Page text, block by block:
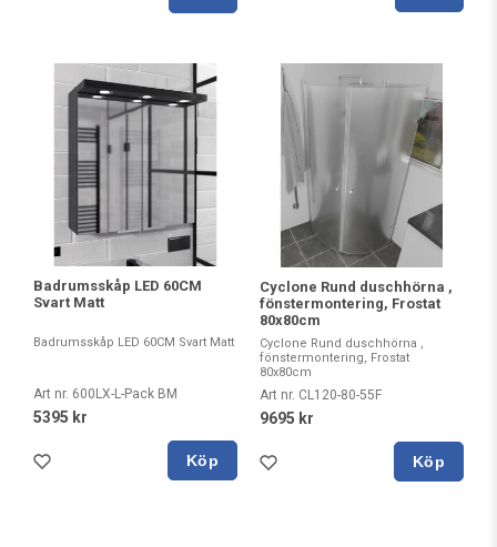
Badrumsskåp LED 60CM
Svart Matt
Badrumsskåp LED 60CM Svart Matt
Art nr. 600LX-L-Pack BM
5395 kr
Köp
Cyclone Rund duschhörna ,
fönstermontering, Frostat
80x80cm
Cyclone Rund duschhörna ,
fönstermontering, Frostat
80x80cm
Art nr. CL120-80-55F
9695 kr
Köp